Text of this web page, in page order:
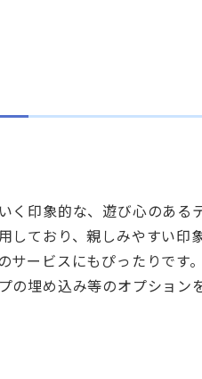
く印象的な、遊び心のある
しており、親しみやすい
ービスにもぴったりです。
の埋め込み等のオプション